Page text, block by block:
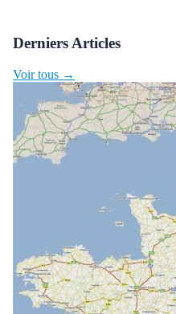
Derniers Articles
Voir tous →